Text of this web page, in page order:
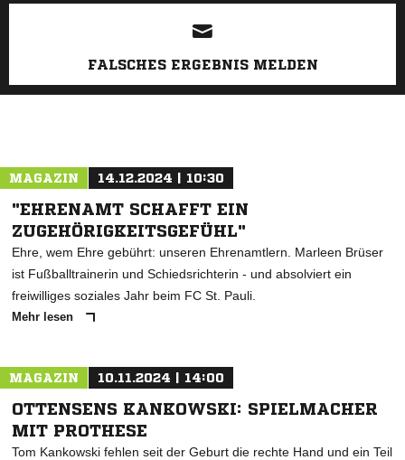
ANZEIGE
FALSCHES ERGEBNIS MELDEN
MAGAZIN 14.12.2024 | 10:30
"EHRENAMT SCHAFFT EIN
ZUGEHÖRIGKEITSGEFÜHL"
Ehre, wem Ehre gebührt: unseren Ehrenamtlern. Marleen Brüser
ist Fußballtrainerin und Schiedsrichterin - und absolviert ein
freiwilliges soziales Jahr beim FC St. Pauli.
Mehr lesen
MAGAZIN 10.11.2024 | 14:00
OTTENSENS KANKOWSKI: SPIELMACHER
MIT PROTHESE
Tom Kankowski fehlen seit der Geburt die rechte Hand und ein Teil